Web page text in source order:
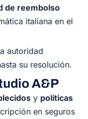
de reembolso
italiana en el
autoridad
su resolución.
A&P
y políticas
en seguros